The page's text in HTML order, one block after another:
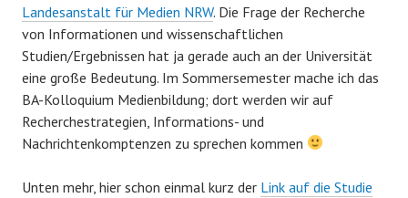
Landesanstalt für Medien NRW. Die Frage der Recherche
von Informationen und wissenschaftlichen
Studien/Ergebnissen hat ja gerade auch an der Universität
eine große Bedeutung. Im Sommersemester mache ich das
BA-Kolloquium Medienbildung; dort werden wir auf
Recherchestrategien, Informations- und
Nachrichtenkomptenzen zu sprechen kommen
Unten mehr, hier schon einmal kurz der Link auf die Studie